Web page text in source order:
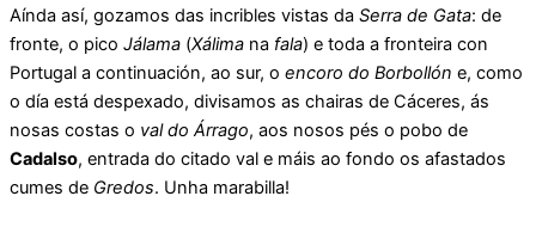
Aínda así, gozamos das incribles vistas da Serra de Gata: de
fronte, o pico Jálama (Xálima na fala) e toda a fronteira con
Portugal a continuación, ao sur, o encoro do Borbollón e, como
o día está despexado, divisamos as chairas de Cáceres, ás
nosas costas o val do Árrago, aos nosos pés o pobo de
Cadalso, entrada do citado val e máis ao fondo os afastados
cumes de Gredos. Unha marabilla!